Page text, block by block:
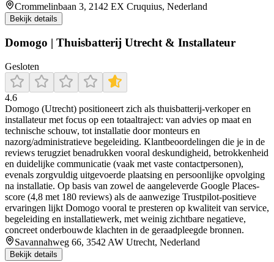
Crommelinbaan 3, 2142 EX Cruquius, Nederland
Bekijk details
Domogo | Thuisbatterij Utrecht & Installateur
Gesloten
4.6
Domogo (Utrecht) positioneert zich als thuisbatterij-verkoper en
installateur met focus op een totaaltraject: van advies op maat en
technische schouw, tot installatie door monteurs en
nazorg/administratieve begeleiding. Klantbeoordelingen die je in de
reviews terugziet benadrukken vooral deskundigheid, betrokkenheid
en duidelijke communicatie (vaak met vaste contactpersonen),
evenals zorgvuldig uitgevoerde plaatsing en persoonlijke opvolging
na installatie. Op basis van zowel de aangeleverde Google Places-
score (4,8 met 180 reviews) als de aanwezige Trustpilot-positieve
ervaringen lijkt Domogo vooral te presteren op kwaliteit van service,
begeleiding en installatiewerk, met weinig zichtbare negatieve,
concreet onderbouwde klachten in de geraadpleegde bronnen.
Savannahweg 66, 3542 AW Utrecht, Nederland
Bekijk details